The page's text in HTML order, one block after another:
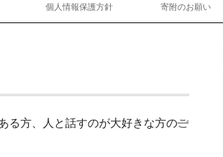
個人情報保護方針 寄附のお願い
る方、人と話すのが大好きな方のご